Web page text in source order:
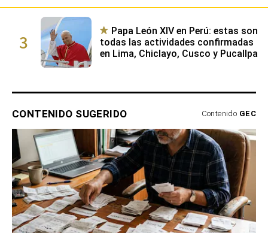
3
Papa León XIV en Perú: estas son
todas las actividades confirmadas
en Lima, Chiclayo, Cusco y Pucallpa
CONTENIDO SUGERIDO Contenido GEC